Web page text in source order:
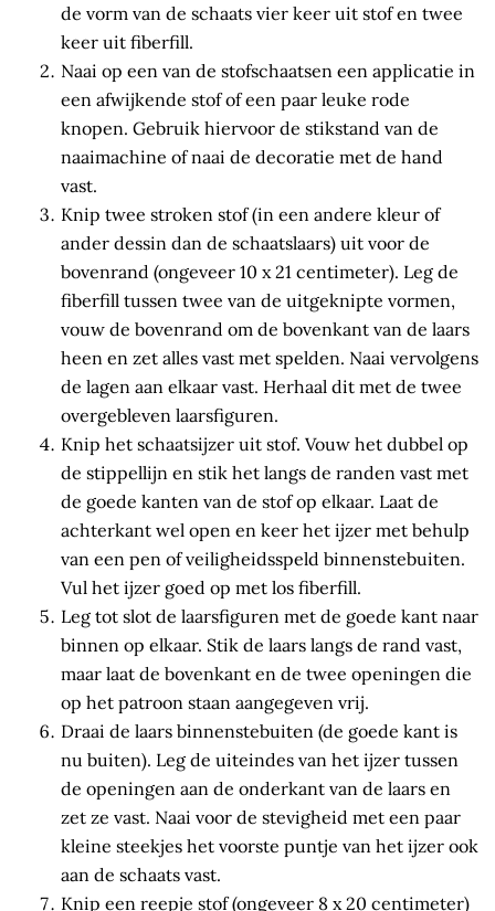
de vorm van de schaats vier keer uit stof en twee
keer uit fiberfill.
Naai op een van de stofschaatsen een applicatie in
een afwijkende stof of een paar leuke rode
knopen. Gebruik hiervoor de stikstand van de
naaimachine of naai de decoratie met de hand
vast.
Knip twee stroken stof (in een andere kleur of
ander dessin dan de schaatslaars) uit voor de
bovenrand (ongeveer 10 x 21 centimeter). Leg de
fiberfill tussen twee van de uitgeknipte vormen,
vouw de bovenrand om de bovenkant van de laars
heen en zet alles vast met spelden. Naai vervolgens
de lagen aan elkaar vast. Herhaal dit met de twee
overgebleven laarsfiguren.
Knip het schaatsijzer uit stof. Vouw het dubbel op
de stippellijn en stik het langs de randen vast met
de goede kanten van de stof op elkaar. Laat de
achterkant wel open en keer het ijzer met behulp
van een pen of veiligheidsspeld binnenstebuiten.
Vul het ijzer goed op met los fiberfill.
Leg tot slot de laarsfiguren met de goede kant naar
binnen op elkaar. Stik de laars langs de rand vast,
maar laat de bovenkant en de twee openingen die
op het patroon staan aangegeven vrij.
Draai de laars binnenstebuiten (de goede kant is
nu buiten). Leg de uiteindes van het ijzer tussen
de openingen aan de onderkant van de laars en
zet ze vast. Naai voor de stevigheid met een paar
kleine steekjes het voorste puntje van het ijzer ook
aan de schaats vast.
Knip een reepje stof (ongeveer 8 x 20 centimeter)